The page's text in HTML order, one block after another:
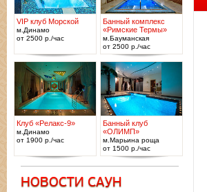
VIP клуб Морской
м.Динамо
от 2500 р./час
Банный комплекс
«Римские Термы»
м.Бауманская
от 2500 р./час
Клуб «Релакс-9»
м.Динамо
от 1900 р./час
Банный клуб
«ОЛИМП»
м.Марьина роща
от 1500 р./час